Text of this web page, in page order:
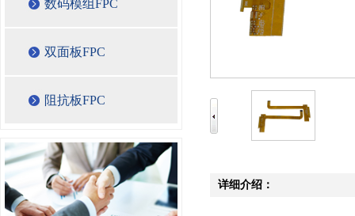
数码模组FPC
双面板FPC
阻抗板FPC
详细介绍：